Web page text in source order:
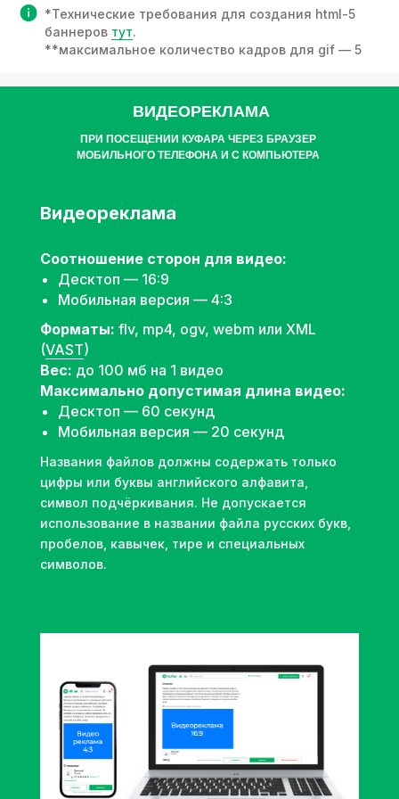
*Технические требования для создания html-5
баннеров тут.
**максимальное количество кадров для gif — 5
ВИДЕОРЕКЛАМА
ПРИ ПОСЕЩЕНИИ КУФАРА ЧЕРЕЗ БРАУЗЕР
МОБИЛЬНОГО ТЕЛЕФОНА И С КОМПЬЮТЕРА
Видеореклама
Соотношение сторон для видео:
Десктоп — 16:9
Мобильная версия — 4:3
Форматы: flv, mp4, ogv, webm или XML
(VAST)
Вес: до 100 мб на 1 видео
Максимально допустимая длина видео:
Десктоп — 60 секунд
Мобильная версия — 20 секунд
Названия файлов должны содержать только
цифры или буквы английского алфавита,
символ подчёркивания. Не допускается
использование в названии файла русских букв,
пробелов, кавычек, тире и специальных
символов.
sales@kufar.by
+375 44 502-29-39
Связаться